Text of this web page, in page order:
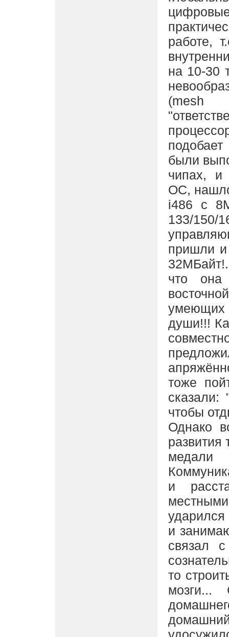
работе,
на 10-30
(mesh
были
чипах, и
ОС,
i486 с
133/150/
пришли
что
умеющих
души!!!
тоже
чтобы
Однако
развития
и
и
связал
то
мозги...